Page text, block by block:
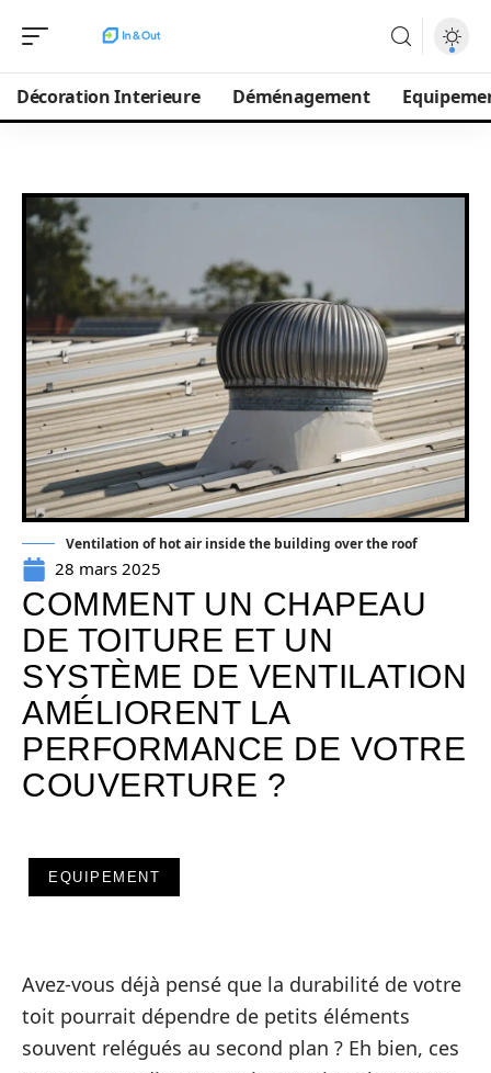
Décoration Interieure Déménagement
Ventilation of hot air inside the building over the roof
28 mars 2025
COMMENT UN CHAPEAU
DE TOITURE ET UN
SYSTÈME DE VENTILATION
AMÉLIORENT LA
PERFORMANCE DE VOTRE
COUVERTURE ?
EQUIPEMENT
Avez-vous déjà pensé que la durabilité de votre
toit pourrait dépendre de petits éléments
souvent relégués au second plan ? Eh bien, ces